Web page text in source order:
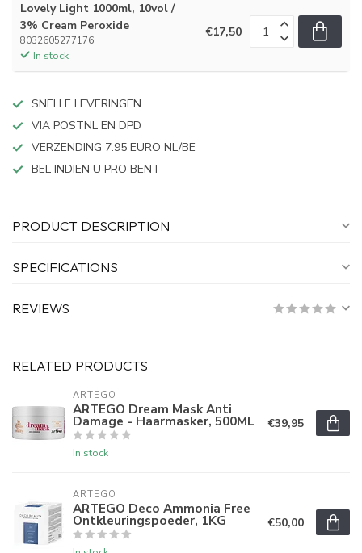
Lovely Light 1000ml, 10vol /
3% Cream Peroxide
8032605277176
In stock
€17,50
SNELLE LEVERINGEN
VIA POSTNL EN DPD
VERZENDING 7.95 EURO NL/BE
BEL INDIEN U PRO BENT
PRODUCT DESCRIPTION
SPECIFICATIONS
REVIEWS
RELATED PRODUCTS
ARTEGO
ARTEGO Dream Mask Anti
Damage - Haarmasker, 500ML
In stock
€39,95
ARTEGO
ARTEGO Deco Ammonia Free
Ontkleuringspoeder, 1KG €50,00